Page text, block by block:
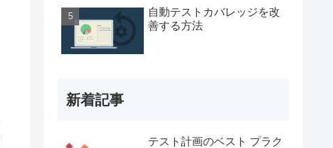
自動テストカバレッジを改
善する方法
新着記事
テスト計画のベスト プラク